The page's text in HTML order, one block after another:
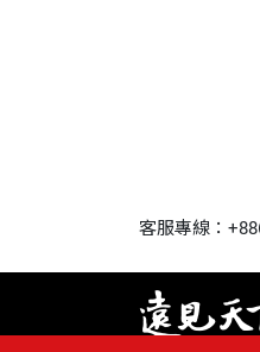
客服專線：